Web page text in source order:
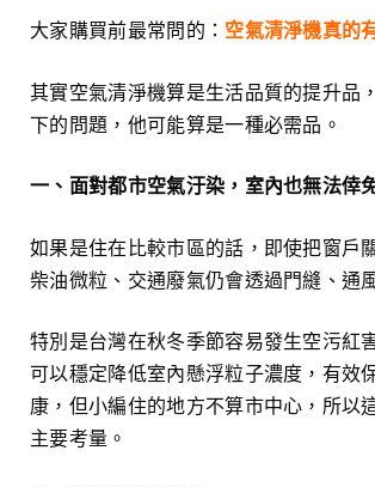
大家購買前最常問的： 空氣清淨機真的
其實空氣清淨機算是生活品質的提升品
下的問題，他可能算是一種必需品。
一、面對都市空氣汙染，室內也無法倖
如果是住在比較市區的話，即使把窗戶
柴油微粒、交通廢氣仍會透過門縫、通
特別是台灣在秋冬季節容易發生空污紅
可以穩定降低室內懸浮粒子濃度，有效
康，但小編住的地方不算市中心，所以
主要考量。